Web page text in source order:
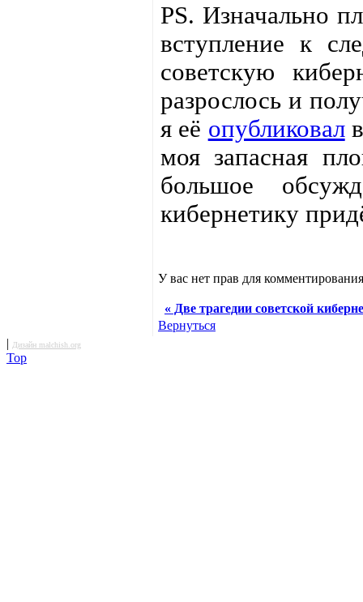
PS. Изначально
вступление к
советскую
разрослось и
я её опубликовалв
моя запасная
большое
кибернетику
У вас нет прав для
« Две трагедии советской
Вернуться
| Дизайн malchish.org
Top